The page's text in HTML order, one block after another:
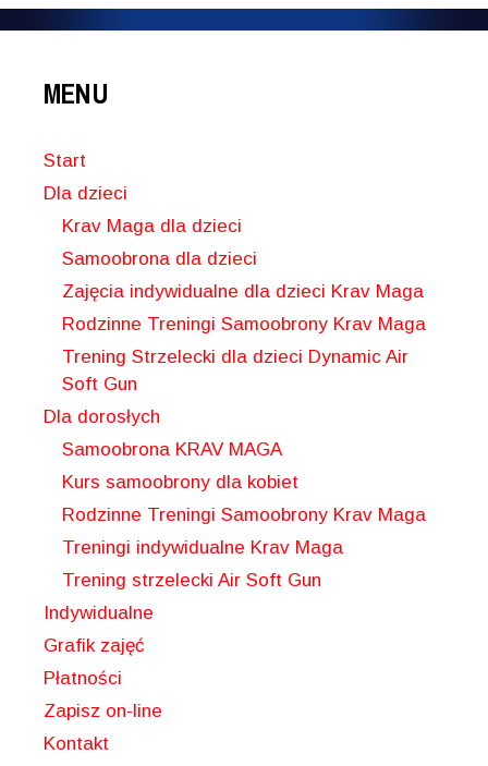
MENU
Start
Dla dzieci
Krav Maga dla dzieci
Samoobrona dla dzieci
Zajęcia indywidualne dla dzieci Krav Maga
Rodzinne Treningi Samoobrony Krav Maga
Trening Strzelecki dla dzieci Dynamic Air
Soft Gun
Dla dorosłych
Samoobrona KRAV MAGA
Kurs samoobrony dla kobiet
Rodzinne Treningi Samoobrony Krav Maga
Treningi indywidualne Krav Maga
Trening strzelecki Air Soft Gun
Indywidualne
Grafik zajęć
Płatności
Zapisz on-line
Kontakt